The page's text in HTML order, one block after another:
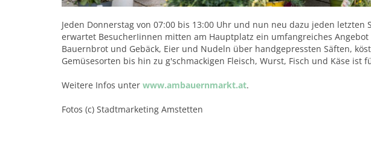
Jeden Donnerstag von 07:00 bis 13:00 Uhr und nun neu dazu jeden letzten
erwartet BesucherIinnen mitten am Hauptplatz ein umfangreiches
Bauernbrot und Gebäck, Eier und Nudeln über handgepressten Säften,
Gemüsesorten bis hin zu g'schmackigen Fleisch, Wurst, Fisch und Käse ist
Weitere Infos unter www.ambauernmarkt.at.
Fotos (c) Stadtmarketing Amstetten